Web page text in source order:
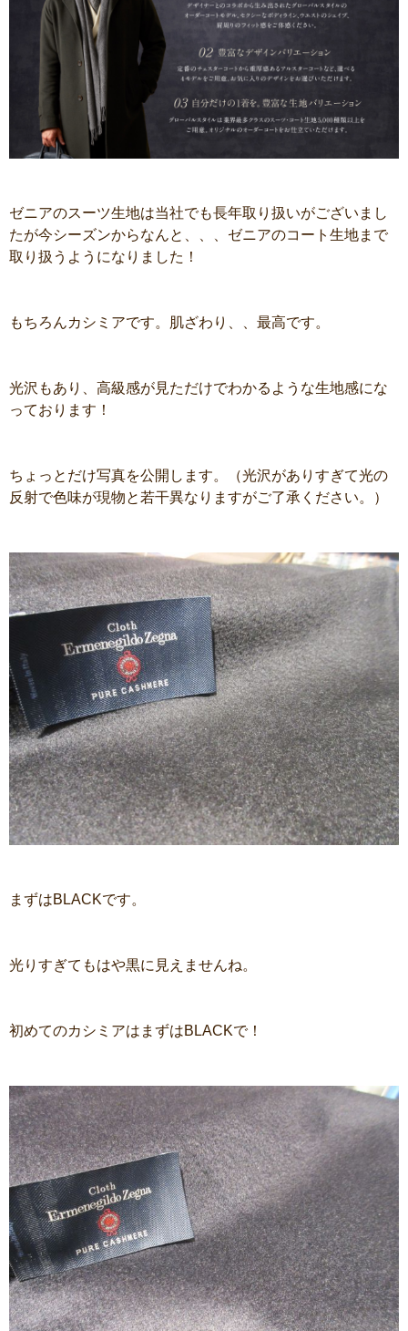
ゼニアのスーツ生地は当社でも長年取り扱いがございまし
たが今シーズンからなんと、、、ゼニアのコート生地まで
取り扱うようになりました！
もちろんカシミアです。肌ざわり、、最高です。
光沢もあり、高級感が見ただけでわかるような生地感にな
っております！
ちょっとだけ写真を公開します。（光沢がありすぎて光の
反射で色味が現物と若干異なりますがご了承ください。）
まずはBLACKです。
光りすぎてもはや黒に見えませんね。
初めてのカシミアはまずはBLACKで！